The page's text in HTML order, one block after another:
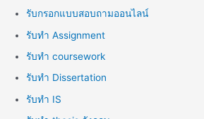
รับกรอกแบบสอบถามออนไลน์
รับทำ Assignment
รับทำ coursework
รับทำ Dissertation
รับทำ IS